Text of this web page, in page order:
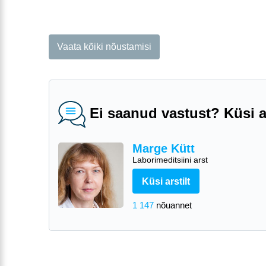
Vaata kõiki nõustamisi
Ei saanud vastust? Küsi
Marge Kütt
Laborimeditsiini arst
Küsi arstilt
1 147 nõuannet